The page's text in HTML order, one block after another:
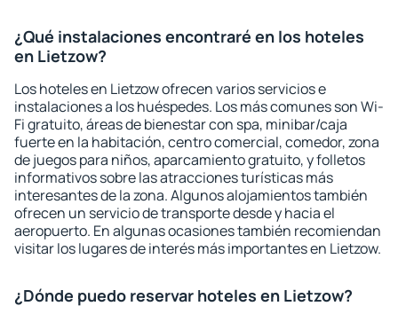
¿Qué instalaciones encontraré en los hoteles
en Lietzow?
Los hoteles en Lietzow ofrecen varios servicios e
instalaciones a los huéspedes. Los más comunes son Wi-
Fi gratuito, áreas de bienestar con spa, minibar/caja
fuerte en la habitación, centro comercial, comedor, zona
de juegos para niños, aparcamiento gratuito, y folletos
informativos sobre las atracciones turísticas más
interesantes de la zona. Algunos alojamientos también
ofrecen un servicio de transporte desde y hacia el
aeropuerto. En algunas ocasiones también recomiendan
visitar los lugares de interés más importantes en Lietzow.
¿Dónde puedo reservar hoteles en Lietzow?